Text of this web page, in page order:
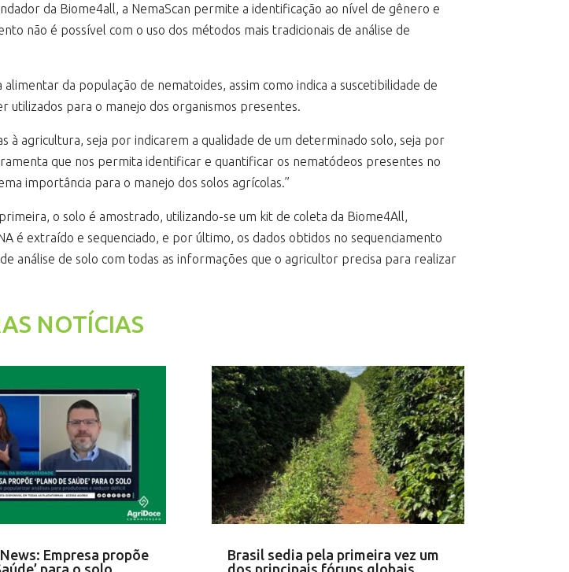
da Biome4all, a NemaScan permite a identificação ao nível de gênero e
não é possível com o uso dos métodos mais tradicionais de análise de
da população de nematoides, assim como indica a suscetibilidade de
utilizados para o manejo dos organismos presentes.
à agricultura, seja por indicarem a qualidade de um determinado solo, seja por
que nos permita identificar e quantificar os nematódeos presentes no
importância para o manejo dos solos agrícolas.”
o solo é amostrado, utilizando-se um kit de coleta da Biome4All,
é extraído e sequenciado, e por último, os dados obtidos no sequenciamento
análise de solo com todas as informações que o agricultor precisa para realizar
NOTÍCIAS
Empresa propõe
para o solo
Brasil sedia pela primeira vez um
dos principais fóruns globais